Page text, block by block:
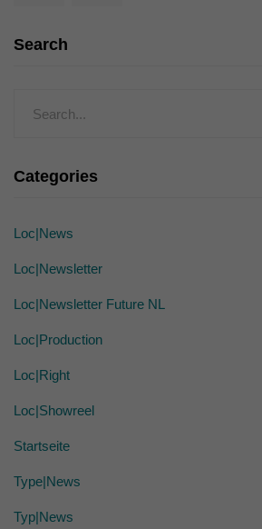
Search
Categories
Loc|News
Loc|Newsletter
Loc|Newsletter Future NL
Loc|Production
Loc|Right
Loc|Showreel
Startseite
Type|News
Typ|News